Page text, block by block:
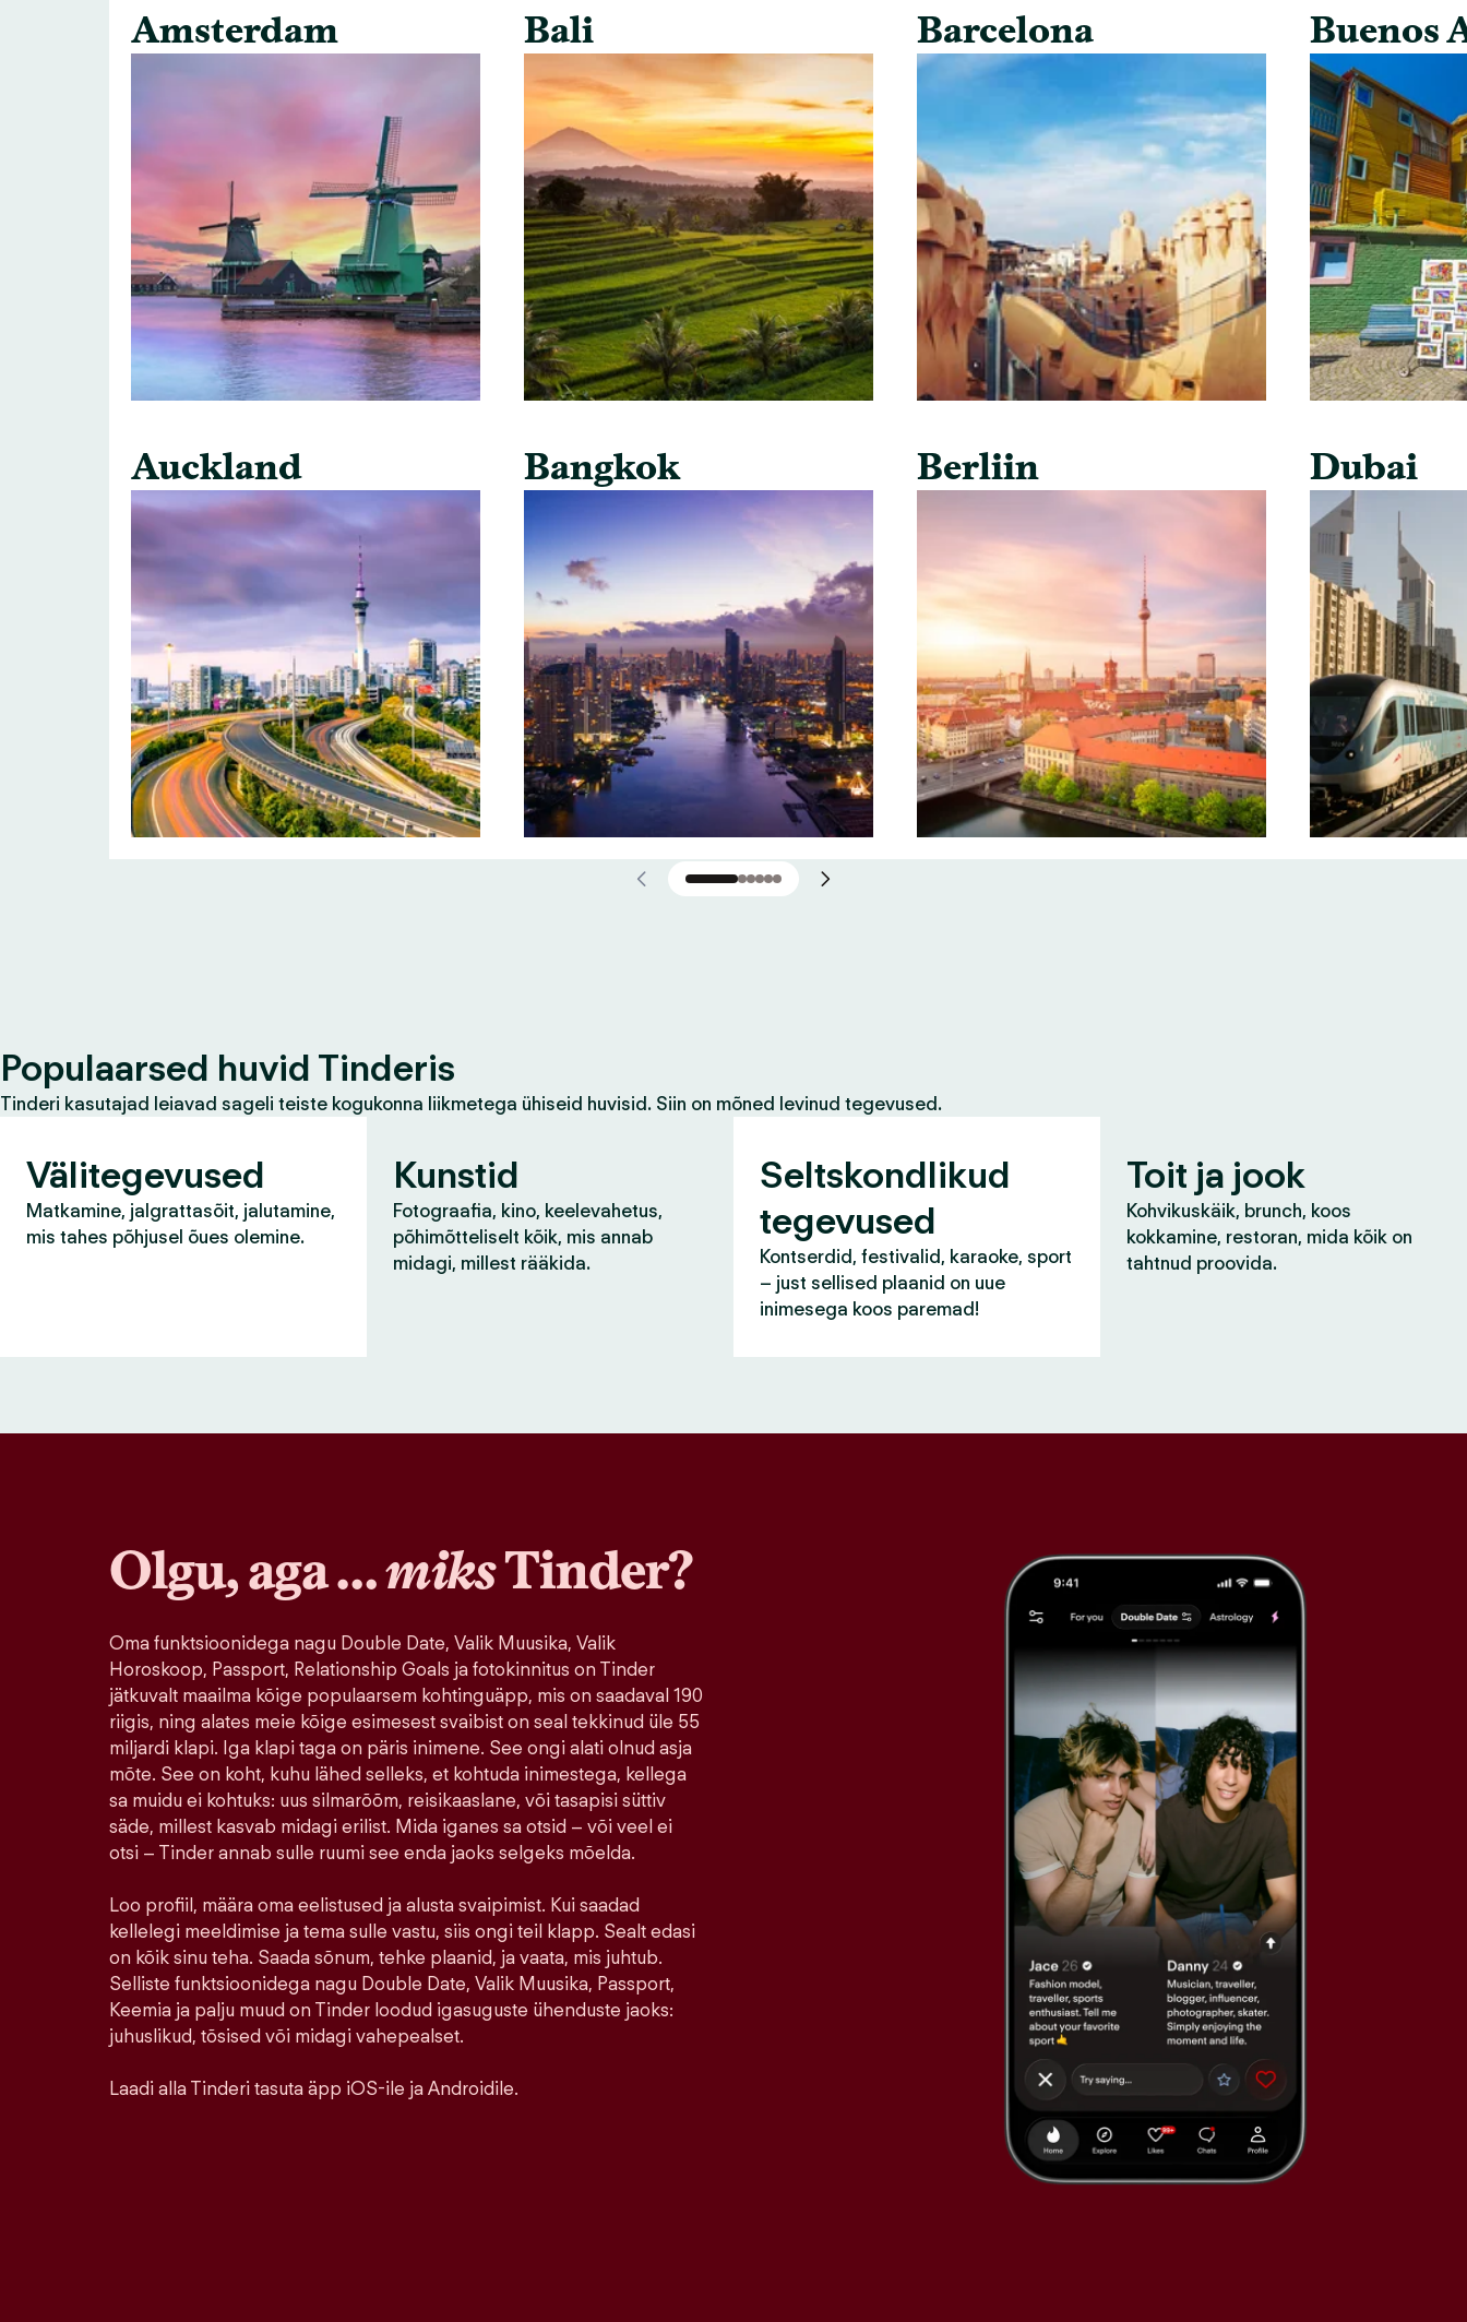
Amsterdam
Auckland
Bali
Bangkok
Barcelona
Berliin
Buenos
Dubai
Populaarsed huvid Tinderis
Tinderi kasutajad leiavad sageli teiste kogukonna liikmetega ühiseid huvisid. Siin on mõned levinud tegevused.
Välitegevused
Matkamine, jalgrattasõit, jalutamine,
mis tahes põhjusel õues olemine.
Kunstid
Fotograafia, kino, keelevahetus,
põhimõtteliselt kõik, mis annab
midagi, millest rääkida.
Seltskondlikud
tegevused
Kontserdid, festivalid, karaoke, sport
– just sellised plaanid on uue
inimesega koos paremad!
Toit ja jook
Kohvikuskäik, brunch, koos
kokkamine, restoran, mida kõik on
tahtnud proovida.
Olgu, aga …miksTinder?
Oma funktsioonidega nagu Double Date, Valik Muusika, Valik
Horoskoop, Passport, Relationship Goals ja fotokinnitus on Tinder
jätkuvalt maailma kõige populaarsem kohtinguäpp, mis on saadaval 190
riigis, ning alates meie kõige esimesest svaibist on seal tekkinud üle 55
miljardi klapi. Iga klapi taga on päris inimene. See ongi alati olnud asja
mõte. See on koht, kuhu lähed selleks, et kohtuda inimestega, kellega
sa muidu ei kohtuks: uus silmarõõm, reisikaaslane, või tasapisi süttiv
säde, millest kasvab midagi erilist. Mida iganes sa otsid – või veel ei
otsi – Tinder annab sulle ruumi see enda jaoks selgeks mõelda.
Loo profiil, määra oma eelistused ja alusta svaipimist. Kui saadad
kellelegi meeldimise ja tema sulle vastu, siis ongi teil klapp. Sealt edasi
on kõik sinu teha. Saada sõnum, tehke plaanid, ja vaata, mis juhtub.
Selliste funktsioonidega nagu Double Date, Valik Muusika, Passport,
Keemia ja palju muud on Tinder loodud igasuguste ühenduste jaoks:
juhuslikud, tõsised või midagi vahepealset.
Laadi alla Tinderi tasuta äpp iOS-ile ja Androidile.